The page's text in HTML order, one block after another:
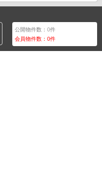
公開物件数：0件
会員物件数：0件